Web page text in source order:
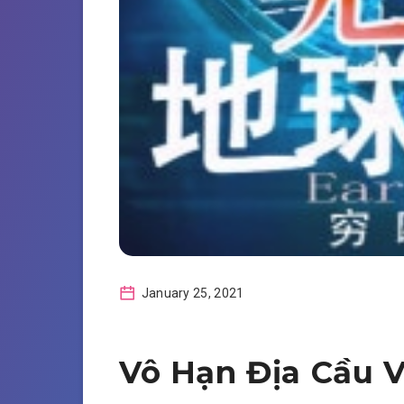
January 25, 2021
Vô Hạn Địa Cầu